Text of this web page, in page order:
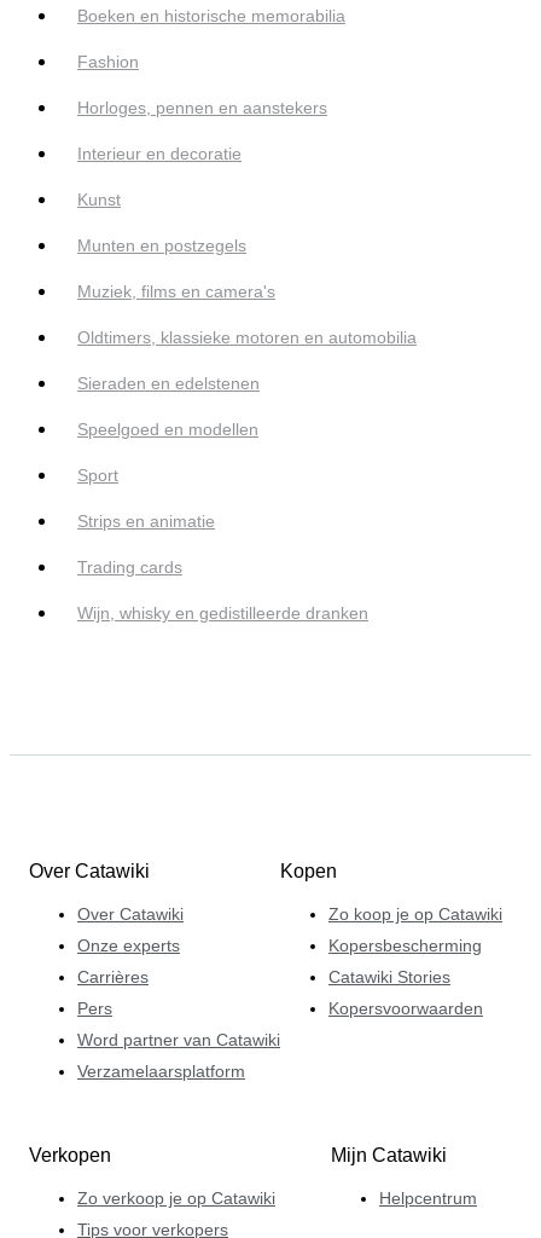
Boeken en historische memorabilia
Fashion
Horloges, pennen en aanstekers
Interieur en decoratie
Kunst
Munten en postzegels
Muziek, films en camera's
Oldtimers, klassieke motoren en automobilia
Sieraden en edelstenen
Speelgoed en modellen
Sport
Strips en animatie
Trading cards
Wijn, whisky en gedistilleerde dranken
Over Catawiki
Over Catawiki
Onze experts
Carrières
Pers
Word partner van Catawiki
Verzamelaarsplatform
Kopen
Zo koop je op Catawiki
Kopersbescherming
Catawiki Stories
Kopersvoorwaarden
Verkopen
Zo verkoop je op Catawiki
Tips voor verkopers
Mijn Catawiki
Helpcentrum